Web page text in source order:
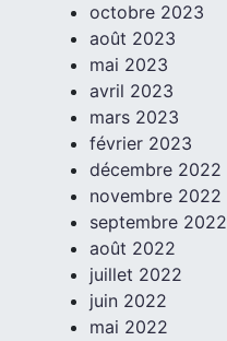
octobre 2023
août 2023
mai 2023
avril 2023
mars 2023
février 2023
décembre 2022
novembre 2022
septembre 2022
août 2022
juillet 2022
juin 2022
mai 2022